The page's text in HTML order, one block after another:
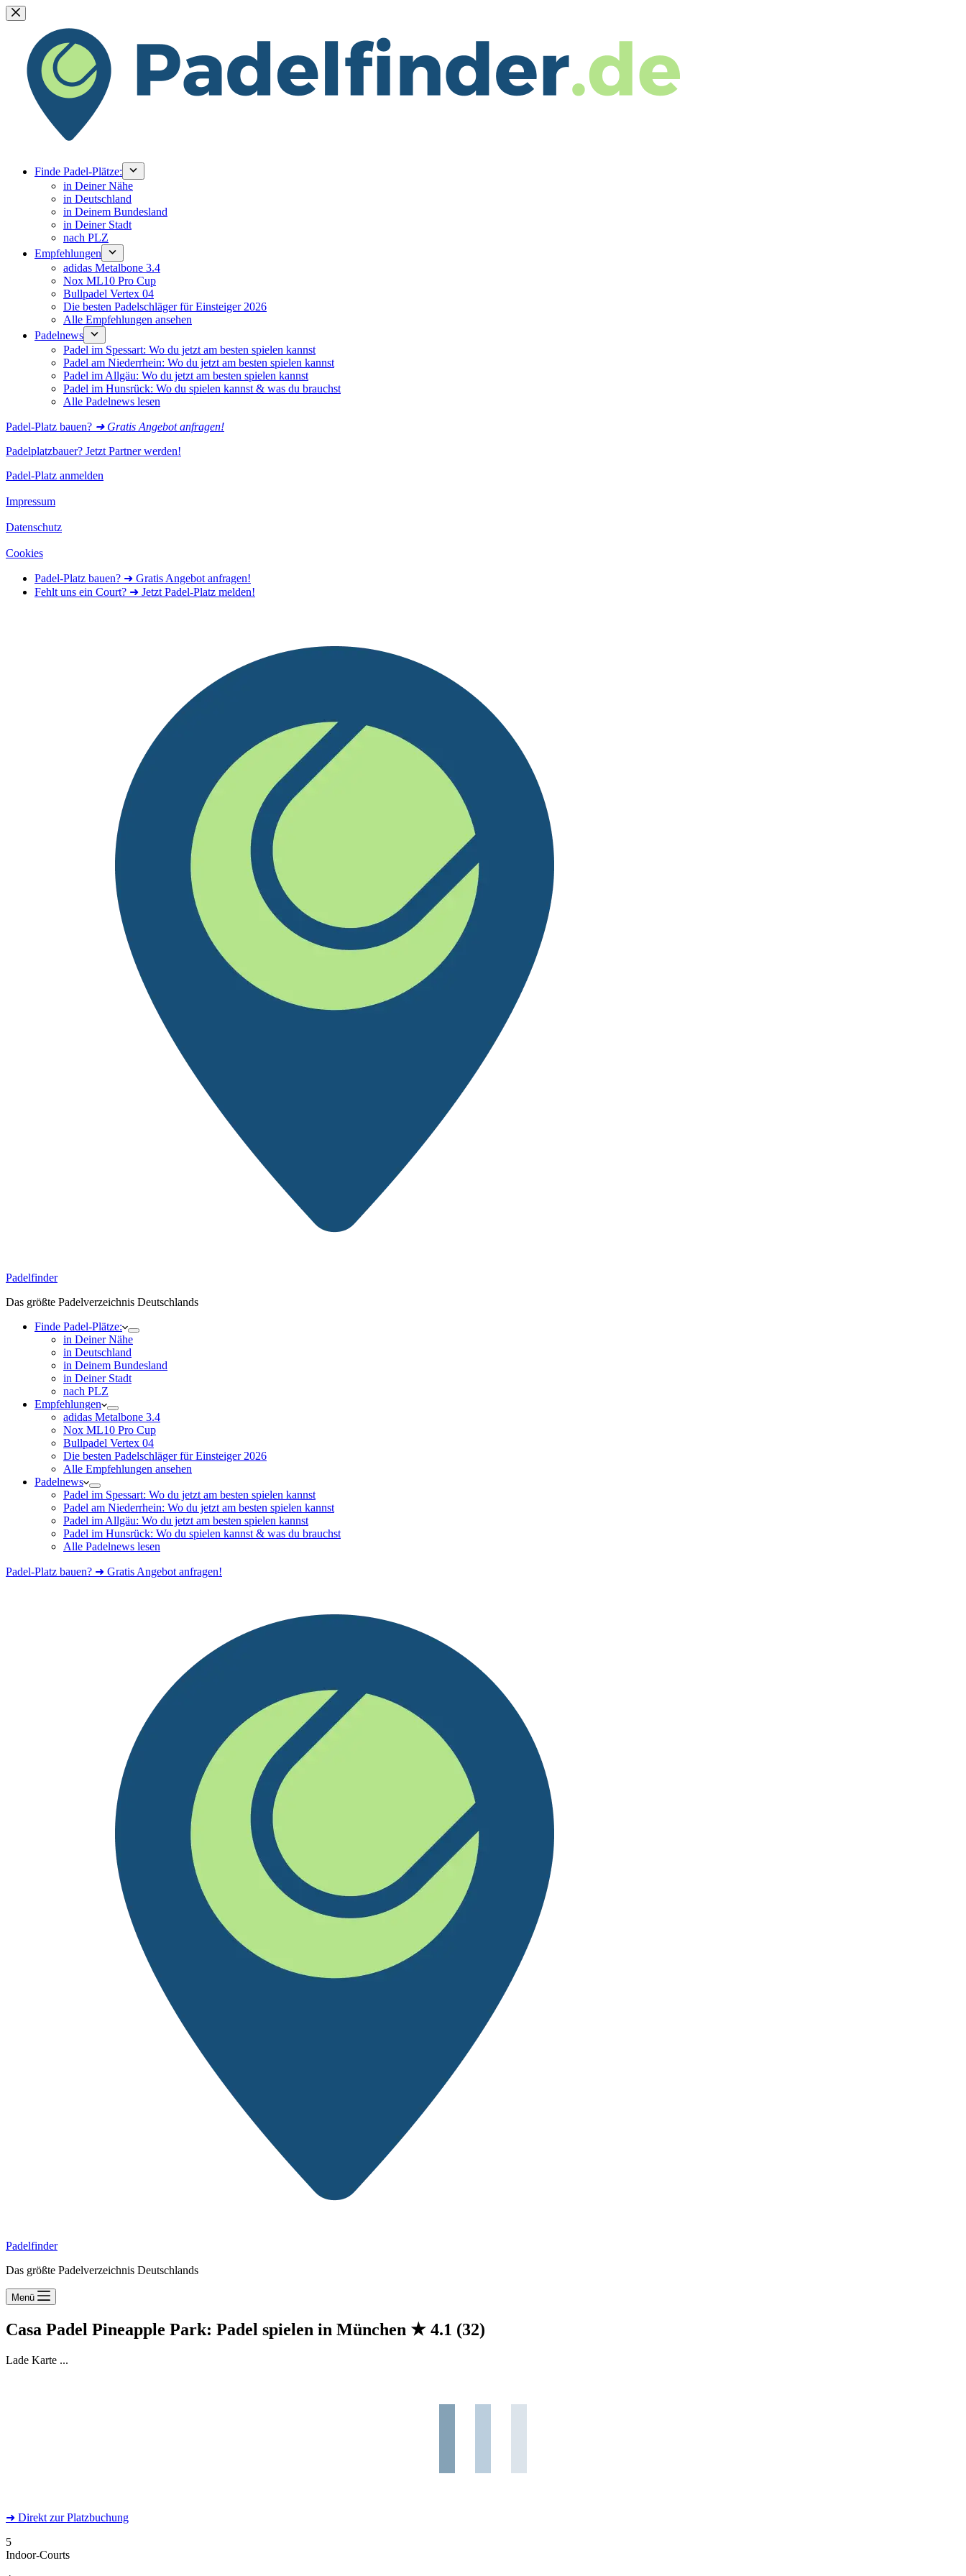
Zum
Inhalt
springen
Finde Padel-Plätze:
in Deiner Nähe
in Deutschland
in Deinem Bundesland
in Deiner Stadt
nach PLZ
Empfehlungen
adidas Metalbone 3.4
Nox ML10 Pro Cup
Bullpadel Vertex 04
Die besten Padelschläger für Einsteiger 2026
Alle Empfehlungen ansehen
Padelnews
Padel im Spessart: Wo du jetzt am besten spielen kannst
Padel am Niederrhein: Wo du jetzt am besten spielen kannst
Padel im Allgäu: Wo du jetzt am besten spielen kannst
Padel im Hunsrück: Wo du spielen kannst & was du brauchst
Alle Padelnews lesen
Padel-Platz bauen? ➜ Gratis Angebot anfragen!
Padelplatzbauer? Jetzt Partner werden!
Padel-Platz anmelden
Impressum
Datenschutz
Cookies
Padel-Platz bauen? ➜ Gratis Angebot anfragen!
Fehlt uns ein Court? ➜ Jetzt Padel-Platz melden!
Padelfinder
Das größte Padelverzeichnis Deutschlands
Finde Padel-Plätze:
in Deiner Nähe
in Deutschland
in Deinem Bundesland
in Deiner Stadt
nach PLZ
Empfehlungen
adidas Metalbone 3.4
Nox ML10 Pro Cup
Bullpadel Vertex 04
Die besten Padelschläger für Einsteiger 2026
Alle Empfehlungen ansehen
Padelnews
Padel im Spessart: Wo du jetzt am besten spielen kannst
Padel am Niederrhein: Wo du jetzt am besten spielen kannst
Padel im Allgäu: Wo du jetzt am besten spielen kannst
Padel im Hunsrück: Wo du spielen kannst & was du brauchst
Alle Padelnews lesen
Padel-Platz bauen? ➜ Gratis Angebot anfragen!
Padelfinder
Das größte Padelverzeichnis Deutschlands
Menü
Casa Padel Pineapple Park: Padel spielen in München ★ 4.1 (32)
Lade Karte ...
➜ Direkt zur Platzbuchung
5
Indoor-Courts